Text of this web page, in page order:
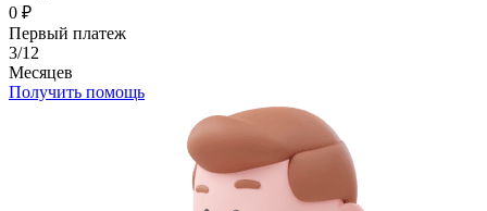
0 ₽
Первый платеж
3/12
Месяцев
Получить помощь